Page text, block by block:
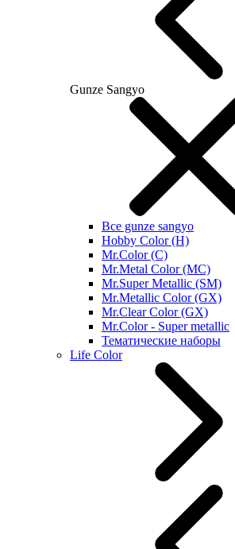
Gunze Sangyo
Все gunze sangyo
Hobby Color (H)
Mr.Color (C)
Mr.Metal Color (MC)
Mr.Super Metallic (SM)
Mr.Metallic Color (GX)
Mr.Clear Color (GX)
Mr.Color - Super metallic
Тематические наборы
Life Color